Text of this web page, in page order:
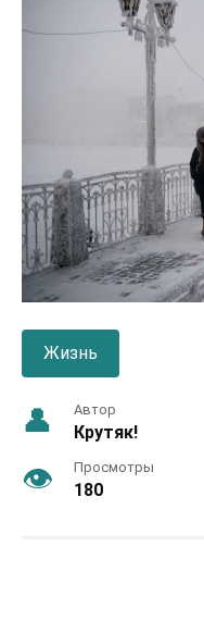
Жизнь
Автор
Крутяк!
Просмотры
180